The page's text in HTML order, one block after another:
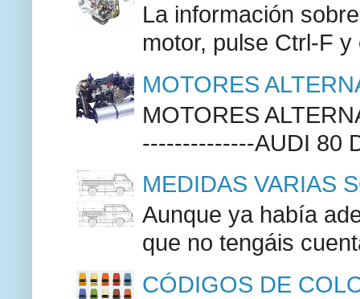
La información
motor, pulse Ctrl-F
MOTORES
MOTORES
--------------AUDI 80
MEDIDAS VARIAS
Aunque ya había
que no tengáis
CÓDIGOS DE